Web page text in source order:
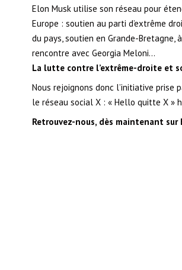
Elon Musk utilise son réseau pour
Europe : soutien au parti d’extrême
du pays, soutien en Grande-Bretagne,
rencontre avec Georgia Meloni…
La lutte contre l’extrême-droite et
Nous rejoignons donc l’initiative prise
le réseau social X : « Hello quitte X
Retrouvez-nous, dès maintenant